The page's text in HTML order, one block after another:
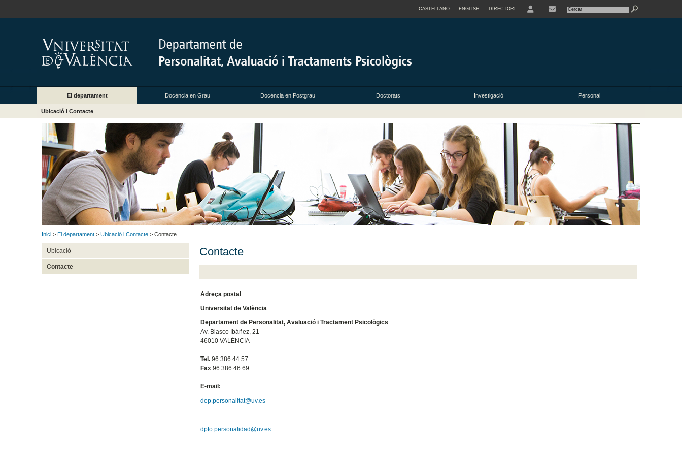
CASTELLANO ENGLISH DIRECTORI
El departament Docència en Grau Docència en Postgrau Doctorats Investigació Personal
Ubicació i Contacte
Inici > El departament > Ubicació i Contacte > Contacte
Ubicació
Contacte
Contacte
Adreça postal:
Universitat de València
Departament de Personalitat, Avaluació i Tractament Psicològics
Av. Blasco Ibáñez, 21
46010 VALÈNCIA
Tel.96 386 44 57
Fax96 386 46 69
E-mail:
dep.personalitat@uv.es
dpto.personalidad@uv.es